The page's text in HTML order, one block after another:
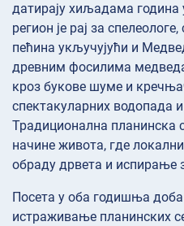
датирају хиљадама година
регион је рај за
пећина укључујући и
древним фосилима
кроз букове шуме и
спектакуларних водопада
Традиционална планинска
начине живота, где
обраду дрвета и испирање
Посета у оба годишња
истраживање планинских